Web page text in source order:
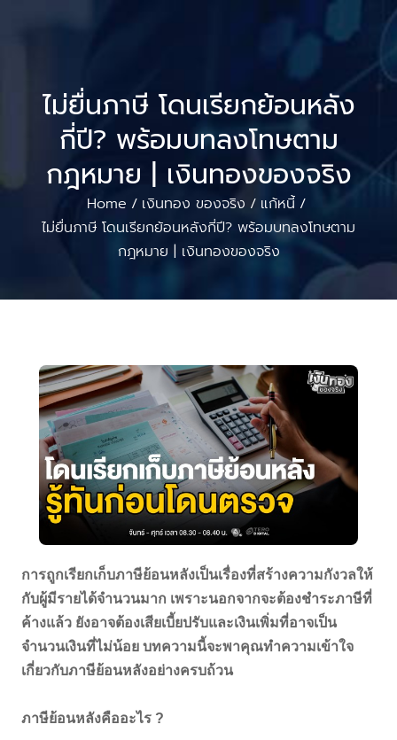
ไม่ยื่นภาษี โดนเรียกย้อนหลัง
กี่ปี? พร้อมบทลงโทษตาม
กฎหมาย | เงินทองของจริง
Home / เงินทอง ของจริง / แก้หนี้ /
ไม่ยื่นภาษี โดนเรียกย้อนหลังกี่ปี? พร้อมบทลงโทษตาม
กฎหมาย | เงินทองของจริง
การถูกเรียกเก็บภาษีย้อนหลังเป็นเรื่องที่สร้างความกังวลให้
กับผู้มีรายได้จำนวนมาก เพราะนอกจากจะต้องชำระภาษีที่
ค้างแล้ว ยังอาจต้องเสียเบี้ยปรับและเงินเพิ่มที่อาจเป็น
จำนวนเงินที่ไม่น้อย บทความนี้จะพาคุณทำความเข้าใจ
เกี่ยวกับภาษีย้อนหลังอย่างครบถ้วน
ภาษีย้อนหลังคืออะไร ?